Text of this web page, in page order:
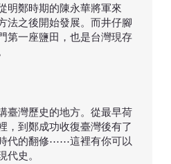
明鄭時期的陳永華將軍來
法之後開始發展。而井仔腳
第一座鹽田，也是台灣現存
臺灣歷史的地方。從最早荷
，到鄭成功收復臺灣後有了
代的翻修⋯⋯這裡有你可以
史。